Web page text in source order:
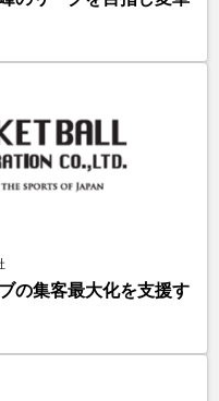
の集客最大化を支援す